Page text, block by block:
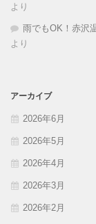
より
雨でもOK！赤沢
より
アーカイブ
2026年6月
2026年5月
2026年4月
2026年3月
2026年2月